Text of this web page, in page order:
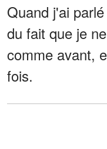
Quand j'ai
du fait que je
comme avant,
fois.